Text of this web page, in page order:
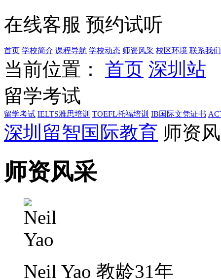
在线客服 预约试听
首页 学校简介 课程导航 学校动态 师资风采 校区环境 联系我们
当前位置： 首页 深圳站
留学考试
留学考试 IELTS雅思培训 TOEFL托福培训 IB国际文凭证书
深圳留智国际教育 师资
师资风采
Neil Yao 教龄31年